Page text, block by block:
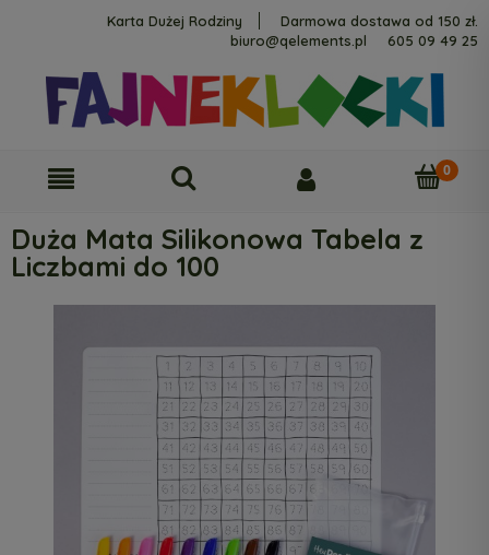
Karta Dużej Rodziny
Darmowa dostawa od 150 zł.
biuro@qelements.pl
605 09 49 25
Duża Mata Silikonowa Tabela z
Liczbami do 100